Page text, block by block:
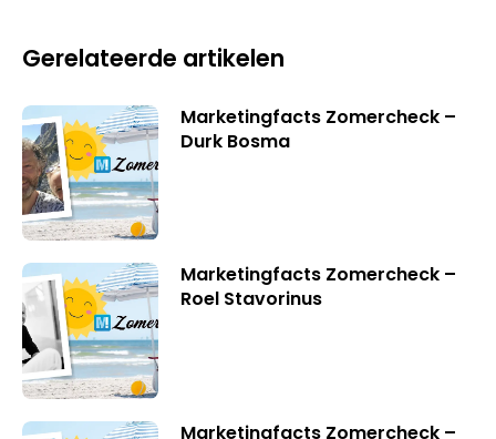
Gerelateerde artikelen
Marketingfacts Zomercheck –
Durk Bosma
Marketingfacts Zomercheck –
Roel Stavorinus
Marketingfacts Zomercheck –